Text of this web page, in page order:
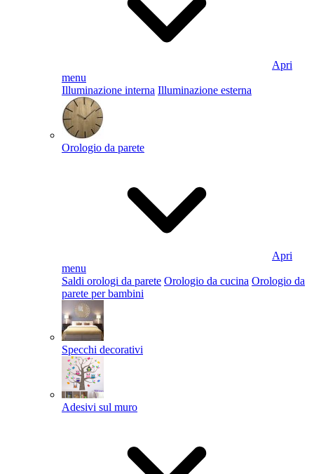
Apri
menu
Illuminazione interna Illuminazione esterna
Orologio da parete
Apri
menu
Saldi orologi da parete Orologio da cucina Orologio da
parete per bambini
Specchi decorativi
Adesivi sul muro